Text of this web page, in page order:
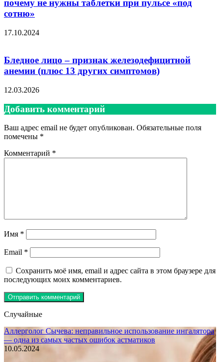
почему не нужны таблетки при пульсе «под
сотню»
17.10.2024
Бледное лицо – признак железодефицитной
анемии (плюс 13 других симптомов)
12.03.2026
Добавить комментарий
Ваш адрес email не будет опубликован. Обязательные поля
помечены *
Комментарий *
Имя *
Email *
Сохранить моё имя, email и адрес сайта в этом браузере для
последующих моих комментариев.
Случайные
Аллерголог Сычева: неправильное использование ингалятора
— одна из самых частых ошибок астматиков
10.05.2024